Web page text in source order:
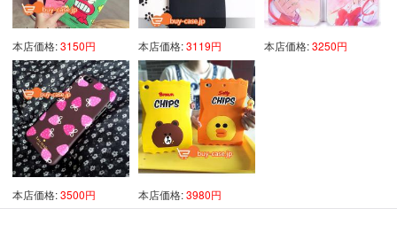
本店価格:3150円 本店価格:3119円 本店価格:3250円
本店価格:3500円 本店価格:3980円